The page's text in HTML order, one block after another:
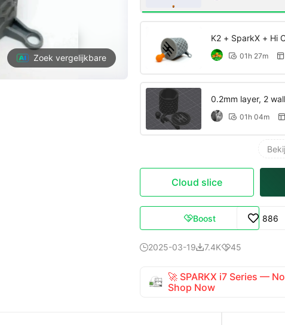
Zoek vergelijkbare
K2 + SparkX + Hi
infil)
 01h 27m 
0.2mm layer, 2
 01h 04m 
Cloud slice
Boost 886
2025-03-197.4K45
🚀 SPARKX i7 Series —
Shop Now